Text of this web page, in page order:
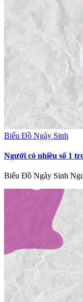
Biểu Đồ Ngày Sinh
Người có nhiều số 1
Biểu Đồ Ngày Sinh